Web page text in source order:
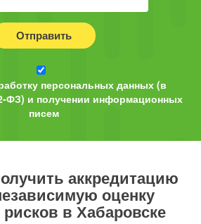
Отправить
персональных данных (в
ФЗ) и получении информационных
писем
аккредитацию
оценку
в Хабаровске